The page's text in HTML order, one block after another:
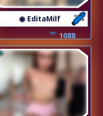
◉ EditaMilf
1088